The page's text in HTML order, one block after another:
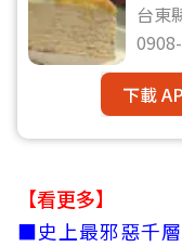
台東
下載
【看更多】
■史上最邪惡千